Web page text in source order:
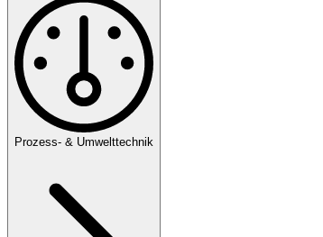
Prozess- & Umwelttechnik